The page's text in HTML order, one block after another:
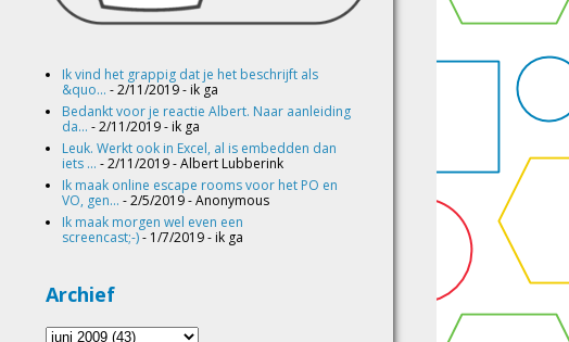
Ik vind het grappig dat je het beschrijft als
&quo... - 2/11/2019- ik ga
Bedankt voor je reactie Albert. Naar aanleiding
da... - 2/11/2019- ik ga
Leuk. Werkt ook in Excel, al is embedden dan
iets ... - 2/11/2019- Albert Lubberink
Ik maak online escape rooms voor het PO en
VO, gen... - 2/5/2019- Anonymous
Ik maak morgen wel even een
screencast;-)- 1/7/2019- ik ga
Archief